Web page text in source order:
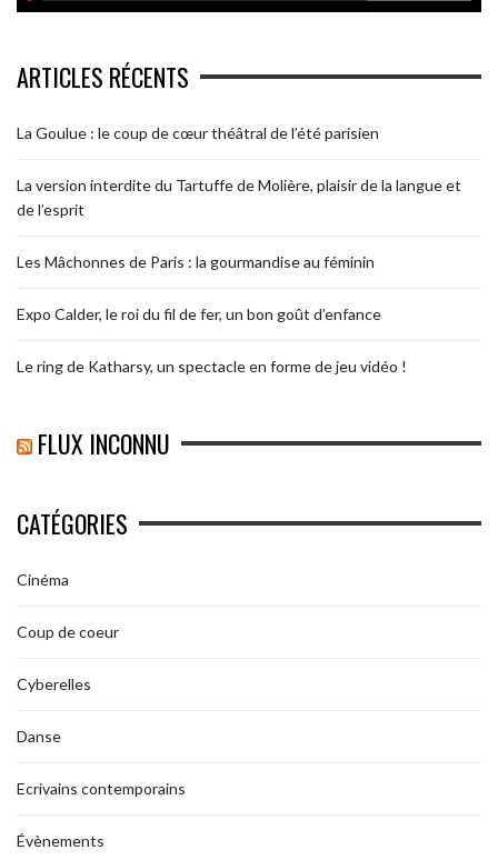
ARTICLES RÉCENTS
La Goulue : le coup de cœur théâtral de l’été parisien
La version interdite du Tartuffe de Molière, plaisir de la langue et
de l’esprit
Les Mâchonnes de Paris : la gourmandise au féminin
Expo Calder, le roi du fil de fer, un bon goût d’enfance
Le ring de Katharsy, un spectacle en forme de jeu vidéo !
FLUX INCONNU
CATÉGORIES
Cinéma
Coup de coeur
Cyberelles
Danse
Ecrivains contemporains
Évènements